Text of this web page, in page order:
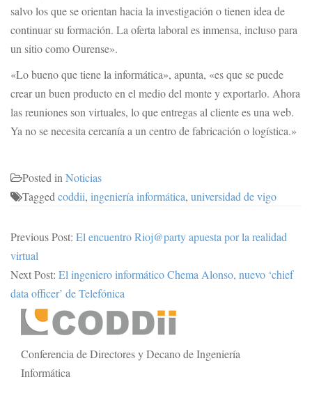
salvo los que se orientan hacia la investigación o tienen idea de
continuar su formación. La oferta laboral es inmensa, incluso para
un sitio como Ourense».
«Lo bueno que tiene la informática», apunta, «es que se puede
crear un buen producto en el medio del monte y exportarlo. Ahora
las reuniones son virtuales, lo que entregas al cliente es una web.
Ya no se necesita cercanía a un centro de fabricación o logística.»
Posted in Noticias
Tagged coddii, ingeniería informática, universidad de vigo
Previous Post: El encuentro Rioj@party apuesta por la realidad
virtual
Next Post: El ingeniero informático Chema Alonso, nuevo ‘chief
data officer’ de Telefónica
Secondary
Sidebar
Conferencia de Directores y Decano de Ingeniería
Informática